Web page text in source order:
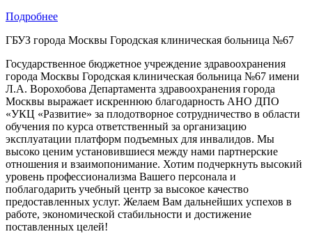
Подробнее
ГБУЗ города Москвы Городская клиническая больница №67
Государственное бюджетное учреждение здравоохранения
города Москвы Городская клиническая больница №67 имени
Л.А. Ворохобова Департамента здравоохранения города
Москвы выражает искреннюю благодарность АНО ДПО
«УКЦ «Развитие» за плодотворное сотрудничество в области
обучения по курса ответственный за организацию
эксплуатации платформ подъемных для инвалидов. Мы
высоко ценим установившиеся между нами партнерские
отношения и взаимопонимание. Хотим подчеркнуть высокий
уровень профессионализма Вашего персонала и
поблагодарить учебный центр за высокое качество
предоставленных услуг. Желаем Вам дальнейших успехов в
работе, экономической стабильности и достижение
поставленных целей!